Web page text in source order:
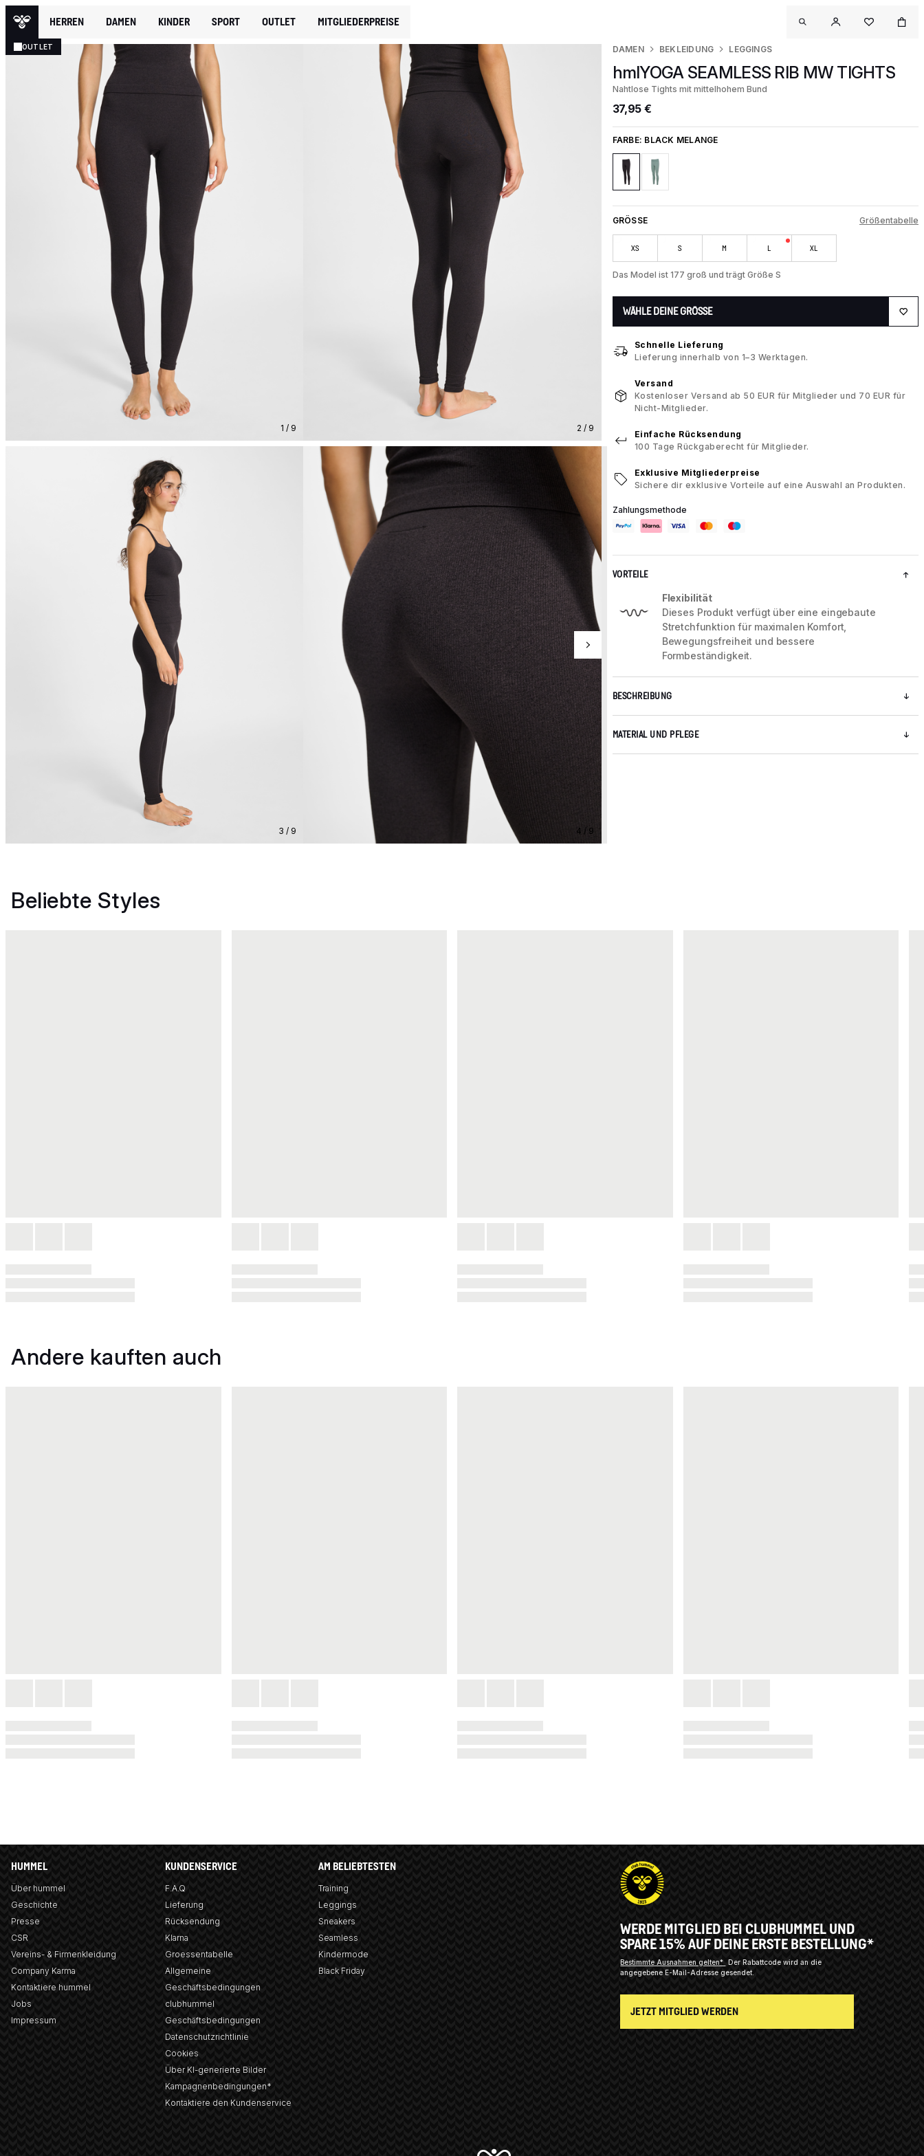
HERREN DAMEN KINDER SPORT OUTLET MITGLIEDERPREISE
OUTLET
1 / 9 2 / 9
3 / 9 4 / 9
DAMEN BEKLEIDUNG LEGGINGS
hmlYOGA SEAMLESS RIB MW TIGHTS
Nahtlose Tights mit mittelhohem Bund
37,95 €
FARBE: BLACK MELANGE
GRÖSSE Größentabelle
XS S M L XL
Das Model ist 177 groß und trägt Größe S
WÄHLE DEINE GRÖSSE
Schnelle Lieferung
Lieferung innerhalb von 1–3 Werktagen.
Versand
Kostenloser Versand ab 50 EUR für Mitglieder und 70 EUR für
Nicht-Mitglieder.
Einfache Rücksendung
100 Tage Rückgaberecht für Mitglieder.
Exklusive Mitgliederpreise
Sichere dir exklusive Vorteile auf eine Auswahl an Produkten.
Zahlungsmethode
VORTEILE
Flexibilität
Dieses Produkt verfügt über eine eingebaute
Stretchfunktion für maximalen Komfort,
Bewegungsfreiheit und bessere
Formbeständigkeit.
BESCHREIBUNG
MATERIAL UND PFLEGE
Beliebte Styles
Andere kauften auch
HUMMEL
Über hummel
Geschichte
Presse
CSR
Vereins- & Firmenkleidung
Company Karma
Kontaktiere hummel
Jobs
Impressum
KUNDENSERVICE
F.A.Q
Lieferung
Rücksendung
Klarna
Groessentabelle
Allgemeine
Geschäftsbedingungen
clubhummel
Geschäftsbedingungen
Datenschutzrichtlinie
Cookies
Über KI-generierte Bilder
Kampagnenbedingungen*
Kontaktiere den Kundenservice
AM BELIEBTESTEN
Training
Leggings
Sneakers
Seamless
Kindermode
Black Friday
WERDE MITGLIED BEI CLUBHUMMEL UND
SPARE 15% AUF DEINE ERSTE BESTELLUNG*
Bestimmte Ausnahmen gelten* Der Rabattcode wird an die
angegebene E-Mail-Adresse gesendet.
JETZT MITGLIED WERDEN